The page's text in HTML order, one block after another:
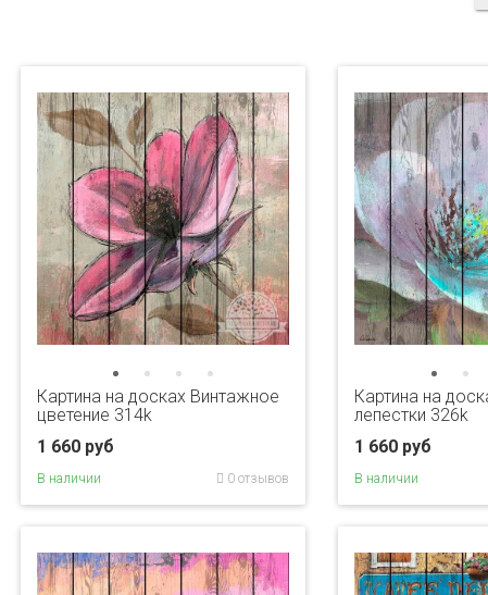
Картина на досках Винтажное
цветение 314k
1 660 руб
В наличии 0 отзывов
Картина на
лепестки 326k
1 660 руб
В наличии